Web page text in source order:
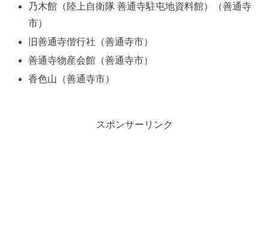
乃木館（陸上自衛隊 善通寺駐屯地資料館）（善通寺
市）
旧善通寺偕行社（善通寺市）
善通寺物産会館（善通寺市）
香色山（善通寺市）
スポンサーリンク